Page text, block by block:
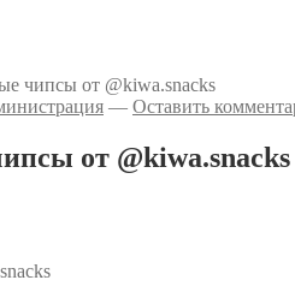
чипсы от @kiwa.snacks
— Оставить
от @kiwa.snacks